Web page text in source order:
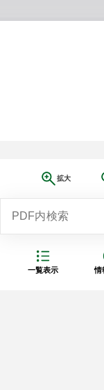
一覧表示 情
拡大